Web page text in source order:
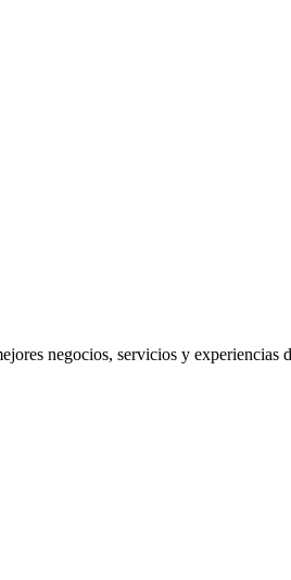
negocios, servicios y experiencias